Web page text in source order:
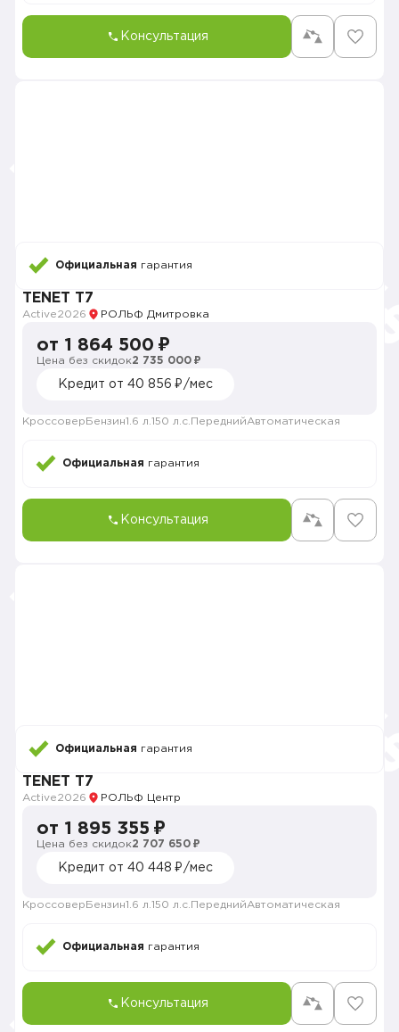
Консультация
Официальная гарантия
TENET T7
Active2026 РОЛЬФ Дмитровка
от 1 864 500 ₽
Цена без скидок2 735 000 ₽
Кредит от 40 856 ₽/мес
Кроссовер Бензин1.6 л. 150 л.с. ПереднийАвтоматическая
Официальная гарантия
Консультация
Официальная гарантия
TENET T7
Active2026 РОЛЬФ Центр
от 1 895 355 ₽
Цена без скидок2 707 650 ₽
Кредит от 40 448 ₽/мес
Кроссовер Бензин1.6 л. 150 л.с. ПереднийАвтоматическая
Официальная гарантия
Консультация